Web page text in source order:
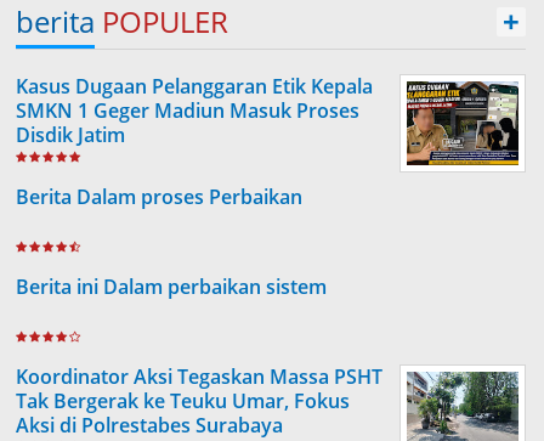
berita POPULER +
Kasus Dugaan Pelanggaran Etik Kepala
SMKN 1 Geger Madiun Masuk Proses
Disdik Jatim
Berita Dalam proses Perbaikan
Berita ini Dalam perbaikan sistem
Koordinator Aksi Tegaskan Massa PSHT
Tak Bergerak ke Teuku Umar, Fokus
Aksi di Polrestabes Surabaya